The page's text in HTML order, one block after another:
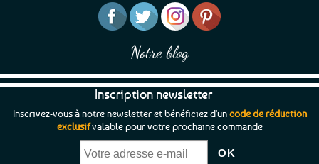
Notre blog
Inscription newsletter
Inscrivez-vous à notre newsletter et bénéficiez d'uncode de réduction
exclusifvalable pour votre prochaine commande